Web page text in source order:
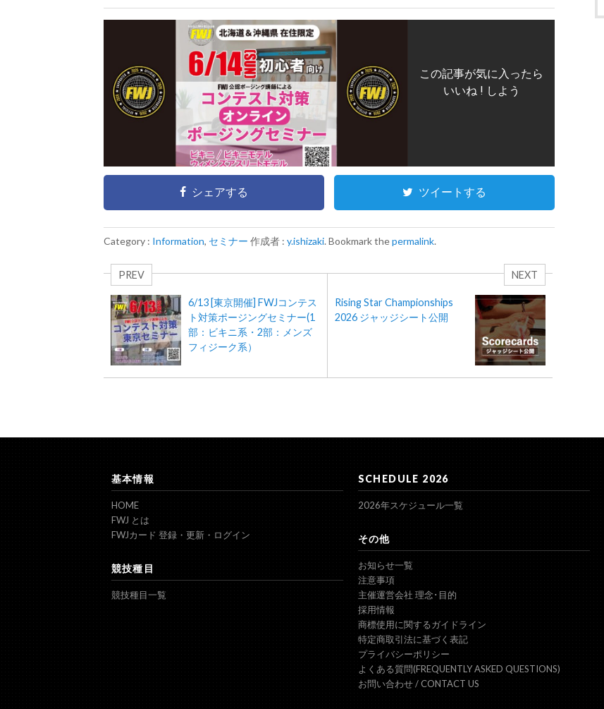
この記事が気に入ったら
いいね ! しよう
シェアする ツイートする
Category : Information, セミナー 作成者 : y.ishizaki. Bookmark thepermalink.
PREV
6/13 [東京開催] FWJコンテス
ト対策ポージングセミナー(1
部：ビキニ系・2部：メンズ
フィジーク系）
NEXT
Rising Star Championships
2026 ジャッジシート公開
基本情報
HOME
FWJ とは
FWJカード 登録・更新・ログイン
競技種目
競技種目一覧
SCHEDULE 2026
2026年スケジュール一覧
その他
お知らせ一覧
注意事項
主催運営会社 理念･目的
採用情報
商標使用に関するガイドライン
特定商取引法に基づく表記
プライバシーポリシー
よくある質問(FREQUENTLY ASKED QUESTIONS)
お問い合わせ / CONTACT US